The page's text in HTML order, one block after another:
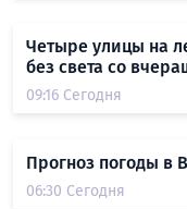
Четыре улицы на
без света со
09:16 Сегодня
Прогноз погоды в
06:30 Сегодня